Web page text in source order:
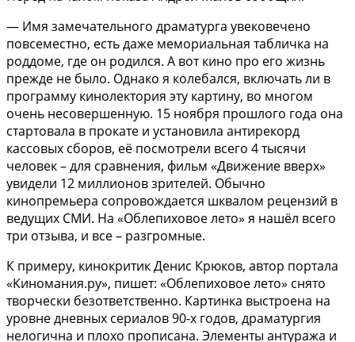
— Имя замечательного драматурга увековечено
повсеместно, есть даже мемориальная табличка на
роддоме, где он родился. А вот кино про его жизнь
прежде не было. Однако я колебался, включать ли в
программу кинолектория эту картину, во многом
очень несовершенную. 15 ноября прошлого года она
стартовала в прокате и установила антирекорд
кассовых сборов, её посмотрели всего 4 тысячи
человек – для сравнения, фильм «Движение вверх»
увидели 12 миллионов зрителей. Обычно
кинопремьера сопровождается шквалом рецензий в
ведущих СМИ. На «Облепиховое лето» я нашёл всего
три отзыва, и все – разгромные.
К примеру, кинокритик Денис Крюков, автор портала
«Киномания.ру», пишет: «Облепиховое лето» снято
творчески безответственно. Картинка выстроена на
уровне дневных сериалов 90-х годов, драматургия
нелогична и плохо прописана. Элементы антуража и